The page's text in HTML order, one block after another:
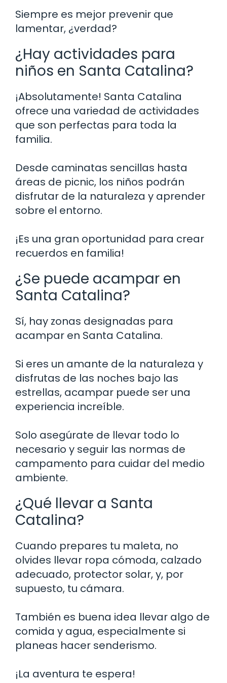
Siempre es mejor prevenir que
lamentar, ¿verdad?
¿Hay actividades para
niños en Santa Catalina?
¡Absolutamente! Santa Catalina
ofrece una variedad de actividades
que son perfectas para toda la
familia.
Desde caminatas sencillas hasta
áreas de picnic, los niños podrán
disfrutar de la naturaleza y aprender
sobre el entorno.
¡Es una gran oportunidad para crear
recuerdos en familia!
¿Se puede acampar en
Santa Catalina?
Sí, hay zonas designadas para
acampar en Santa Catalina.
Si eres un amante de la naturaleza y
disfrutas de las noches bajo las
estrellas, acampar puede ser una
experiencia increíble.
Solo asegúrate de llevar todo lo
necesario y seguir las normas de
campamento para cuidar del medio
ambiente.
¿Qué llevar a Santa
Catalina?
Cuando prepares tu maleta, no
olvides llevar ropa cómoda, calzado
adecuado, protector solar, y, por
supuesto, tu cámara.
También es buena idea llevar algo de
comida y agua, especialmente si
planeas hacer senderismo.
¡La aventura te espera!